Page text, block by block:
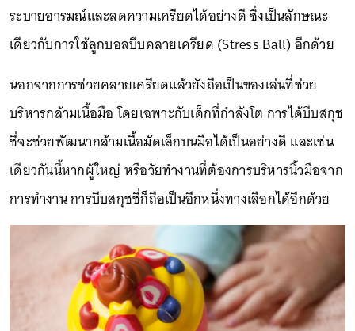
ระบายอารมณ์และลดความเครียดได้อย่างดี ซึ่งเป็นลักษณะ
เดียวกับการใช้ลูกบอลบีบคลายเครียด (Stress Ball) อีกด้วย
นอกจากการช่วยคลายเครียดแล้วยังถือเป็นของเล่นที่ช่วย
บริหารกล้ามเนื้อมือ โดยเฉพาะกับเด็กที่กำลังโต การได้บีบสกุช
ชี่จะช่วยพัฒนากล้ามเนื้อมัดเล็กบนมือได้เป็นอย่างดี และเช่น
เดียวกันนี้หากผู้ใหญ่ หรือวัยทำงานที่ต้องการบริหารนิ้วมือจาก
การทำงาน การบีบสกุชชี่ก็ถือเป็นอีกหนึ่งทางเลือกได้อีกด้วย